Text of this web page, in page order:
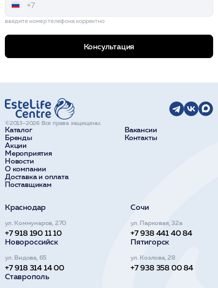
введите номер телефона корректно
Консультация
Каталог
Бренды
Акции
Мероприятия
Новости
О компании
Доставка и оплата
Поставщикам
Вакансии
Контакты
©2013–2026 Все права защищены.
Краснодар
ул. Коммунаров, 270
+7 918 190 11 10
Сочи
ул. Парковая, 32а
+7 938 441 40 84
Новороссийск
ул. Видова, 65
+7 918 314 14 00
Пятигорск
ул. Козлова, 28
+7 938 358 00 84
Ставрополь